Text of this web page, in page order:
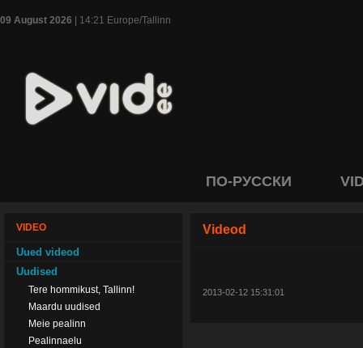
09 August 2026 | 14:21 Europe/Tallinn
ПО-РУССКИ
VIDEO
Uued videod
Uudised
Tere hommikust, Tallinn!
Maardu uudised
Meie pealinn
Pealinnaelu
Videod
2013-02-12 15:31:01